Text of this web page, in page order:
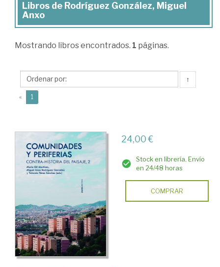
Libros
de
Rodríguez
Miguel
Anxo
Libros de Rodríguez González, Miguel
Anxo
Mostrando libros encontrados. 1 páginas.
↑
« 1
24,00 €
Stock en librería. Envío
en 24/48 horas
COMPRAR